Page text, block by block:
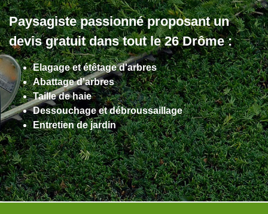
Paysagiste passionné proposant un
devis gratuit dans tout le 26 Drôme :
Elagage et étêtage d'arbres
Abattage d'arbres
Taille de haie
Dessouchage et débroussaillage
Entretien de jardin